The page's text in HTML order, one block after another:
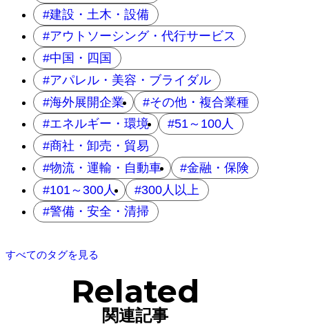
建設・土木・設備
アウトソーシング・代行サービス
中国・四国
アパレル・美容・ブライダル
海外展開企業
その他・複合業種
エネルギー・環境
51～100人
商社・卸売・貿易
物流・運輸・自動車
金融・保険
101～300人
300人以上
警備・安全・清掃
すべてのタグを見る
Related
関連記事